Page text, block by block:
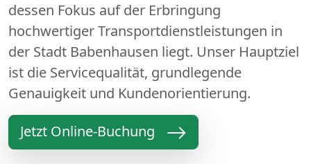
dessen Fokus auf der Erbringung
hochwertiger Transportdienstleistungen in
der Stadt Babenhausen liegt. Unser Hauptziel
ist die Servicequalität, grundlegende
Genauigkeit und Kundenorientierung.
Jetzt Online-Buchung